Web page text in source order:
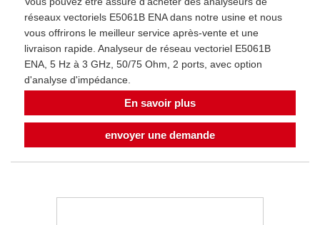
réseaux vectoriels E5061B ENA dans notre usine et nous
vous offrirons le meilleur service après-vente et une
livraison rapide. Analyseur de réseau vectoriel E5061B
ENA, 5 Hz à 3 GHz, 50/75 Ohm, 2 ports, avec option
d'analyse d'impédance.
En savoir plus
envoyer une demande